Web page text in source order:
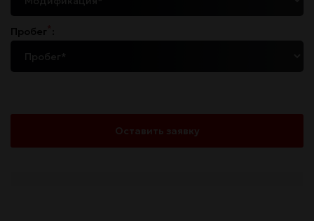
Пробег :
Оставить заявку